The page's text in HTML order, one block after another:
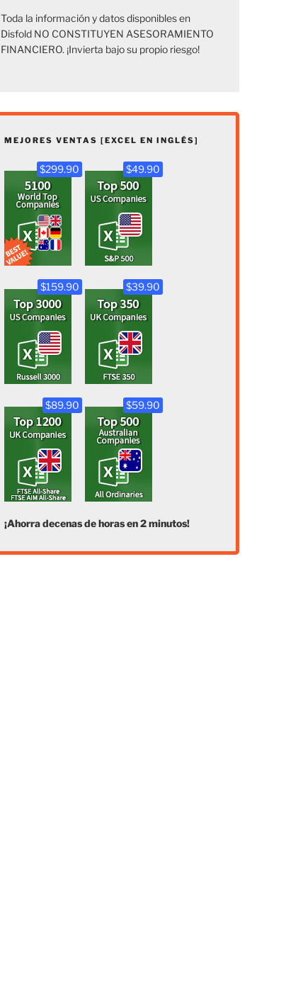
Toda la información y datos disponibles en
Disfold NO CONSTITUYEN ASESORAMIENTO
FINANCIERO. ¡Invierta bajo su propio riesgo!
MEJORES VENTAS [EXCEL EN INGLÉS]
$299.90 $49.90
$159.90 $39.90
$89.90 $59.90
¡Ahorra decenas de horas en 2 minutos!